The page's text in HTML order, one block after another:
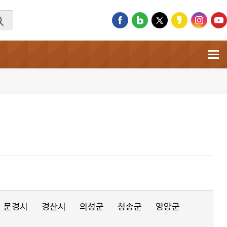
문경시 경산시 의성군 청송군
영양군